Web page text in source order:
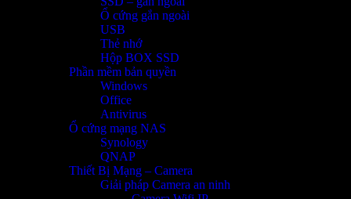
Ổ cứng gắn ngoài
USB
Thẻ nhớ
Hộp BOX SSD
Phần mềm bản quyền
Windows
Office
Antivirus
Ổ cứng mạng NAS
Synology
QNAP
Thiết Bị Mạng – Camera
Giải pháp Camera an ninh